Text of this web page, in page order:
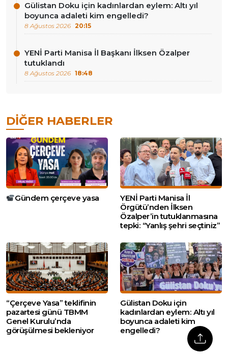
Gülistan Doku için kadınlardan eylem: Altı yıl
boyunca adaleti kim engelledi?
8 Ağustos 2026 20:15
YENİ Parti Manisa İl Başkanı İlksen Özalper
tutuklandı
8 Ağustos 2026 18:48
DIĞER HABERLER
Gündem çerçeve yasa
YENİ Parti Manisa İl
Örgütü’nden İlksen
Özalper’in tutuklanmasına
tepki: “Yanlış şehri seçtiniz”
“Çerçeve Yasa” teklifinin
pazartesi günü TBMM
Genel Kurulu’nda
görüşülmesi bekleniyor
Gülistan Doku için
kadınlardan eylem: Altı yıl
boyunca adaleti kim
engelledi?